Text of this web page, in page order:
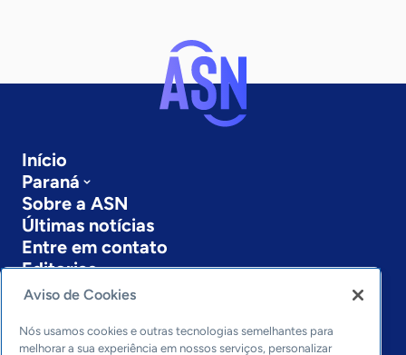
Início
Paraná
Sobre a ASN
Últimas notícias
Entre em contato
Editorias
Economia & Política
Inovação & Tecnologia
Cultura empreendedora
Aviso de Cookies
Nós usamos cookies e outras tecnologias semelhantes para
melhorar a sua experiência em nossos serviços, personalizar